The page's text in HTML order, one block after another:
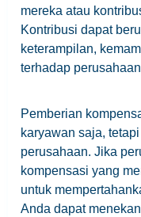
mereka atau
Kontribusi dapat
keterampilan,
terhadap
Pemberian
karyawan saja,
perusahaan. Jika
kompensasi yang
untuk
Anda dapat